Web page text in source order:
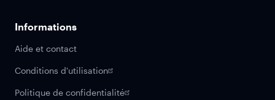
Informations
Aide et contact
Conditions d'utilisation
Politique de confidentialité